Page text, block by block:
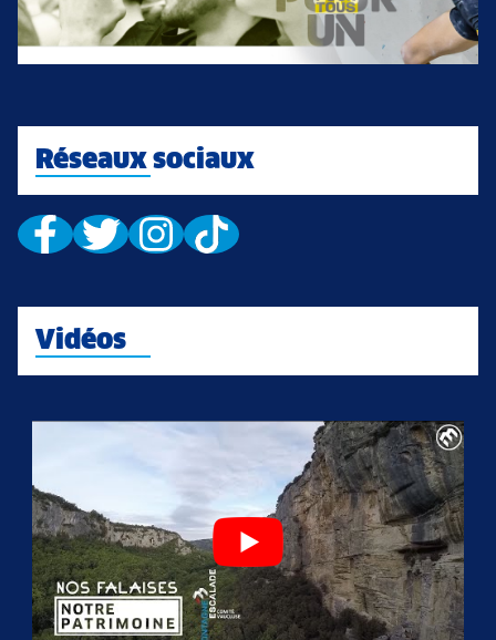
Réseaux sociaux
Vidéos